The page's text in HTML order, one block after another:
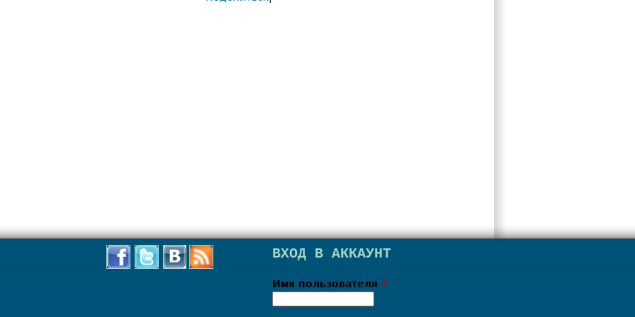
ВХОД В АККАУНТ
Имя пользователя *